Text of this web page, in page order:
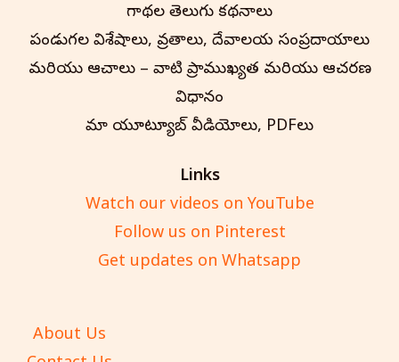
గాథల తెలుగు కథనాలు
పండుగల విశేషాలు, వ్రతాలు, దేవాలయ సంప్రదాయాలు
మరియు ఆచారాలు – వాటి ప్రాముఖ్యత మరియు ఆచరణ
విధానం
మా యూట్యూబ్ వీడియోలు, PDFలు
Links
Watch our videos on YouTube
Follow us on Pinterest
Get updates on Whatsapp
About Us